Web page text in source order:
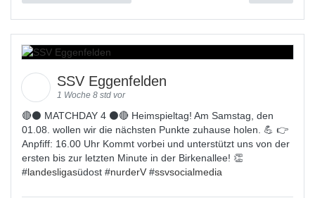
SSV Eggenfelden
1 Woche 8 std vor
🔴⚫ MATCHDAY 4 ⚫🔴 Heimspieltag! Am Samstag, den
01.08. wollen wir die nächsten Punkte zuhause holen. 💪 👉
Anpfiff: 16.00 Uhr Kommt vorbei und unterstützt uns von der
ersten bis zur letzten Minute in der Birkenallee! 👏
#landesligasüdost #nurderV #ssvsocialmedia